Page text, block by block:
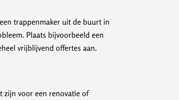
trappenmaker uit de buurt in
Plaats bijvoorbeeld een
vrijblijvend offertes aan.
zijn voor een renovatie of